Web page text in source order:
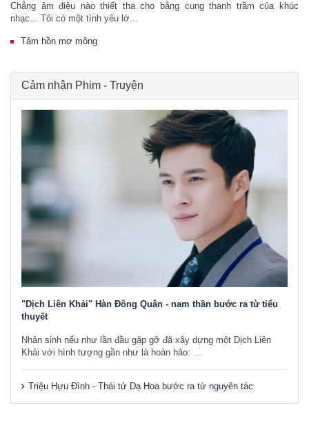
Chẳng âm điệu nào thiết tha cho bằng cung thanh trầm của khúc
nhạc... Tôi có một tình yêu lớ...
Tâm hồn mơ mộng
Cảm nhận Phim - Truyện
"Dịch Liên Khải" Hàn Đông Quân - nam thần bước ra từ tiểu
thuyết
Nhân sinh nếu như lần đầu gặp gỡ đã xây dựng một Dịch Liên
Khải với hình tượng gần như là hoàn hảo: ...
Triệu Hựu Đình - Thái tử Dạ Hoa bước ra từ nguyên tác